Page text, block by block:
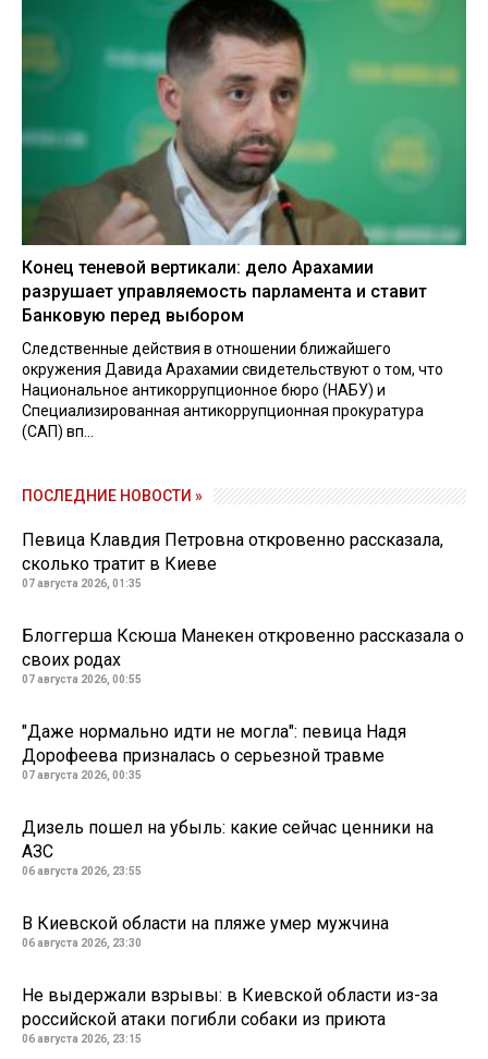
Конец теневой вертикали: дело Арахамии
разрушает управляемость парламента и ставит
Банковую перед выбором
Следственные действия в отношении ближайшего
окружения Давида Арахамии свидетельствуют о том, что
Национальное антикоррупционное бюро (НАБУ) и
Специализированная антикоррупционная прокуратура
(САП) вп...
ПОСЛЕДНИЕ НОВОСТИ »
Певица Клавдия Петровна откровенно рассказала,
сколько тратит в Киеве
07 августа 2026, 01:35
Блоггерша Ксюша Манекен откровенно рассказала о
своих родах
07 августа 2026, 00:55
"Даже нормально идти не могла": певица Надя
Дорофеева призналась о серьезной травме
07 августа 2026, 00:35
Дизель пошел на убыль: какие сейчас ценники на
АЗС
06 августа 2026, 23:55
В Киевской области на пляже умер мужчина
06 августа 2026, 23:30
Не выдержали взрывы: в Киевской области из-за
российской атаки погибли собаки из приюта
06 августа 2026, 23:15